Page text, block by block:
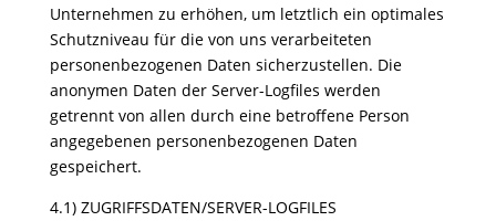
Unternehmen zu erhöhen, um letztlich ein optimales
Schutzniveau für die von uns verarbeiteten
personenbezogenen Daten sicherzustellen. Die
anonymen Daten der Server-Logfiles werden
getrennt von allen durch eine betroffene Person
angegebenen personenbezogenen Daten
gespeichert.
4.1) ZUGRIFFSDATEN/SERVER-LOGFILES